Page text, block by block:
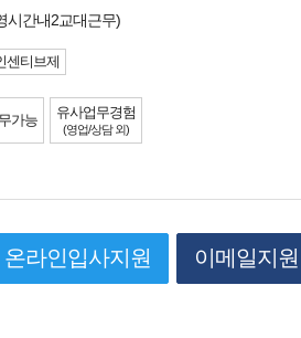
시간내2교대근무)
센티브제
가능 유사업무경험
(영업/상담 외)
온라인입사지원 이메일지원